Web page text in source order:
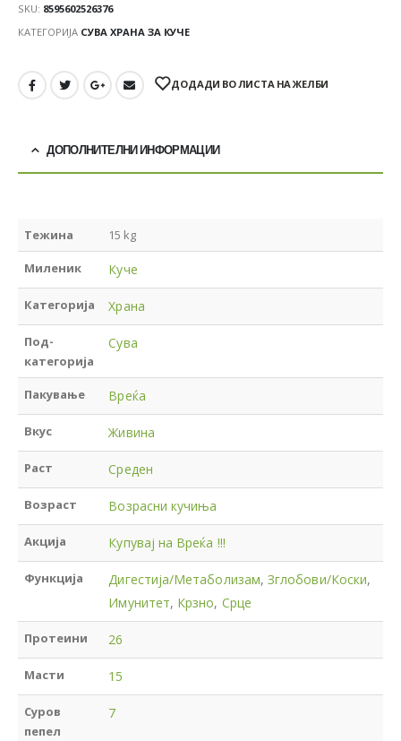
SKU: 8595602526376
КАТЕГОРИЈА СУВА ХРАНА ЗА КУЧЕ
ДОДАДИ ВО ЛИСТА НА ЖЕЛБИ
ДОПОЛНИТЕЛНИ ИНФОРМАЦИИ
Тежина 15 kg
Миленик Куче
Категорија Храна
Под-
категорија
Сува
Пакување Вреќа
Вкус Живина
Раст Среден
Возраст Возрасни кучиња
Акција Купувај на Вреќа !!!
Функција Дигестија/Метаболизам,Зглобови/Коски,
Имунитет, Крзно, Срце
Протеини 26
Масти 15
Суров
пепел
7